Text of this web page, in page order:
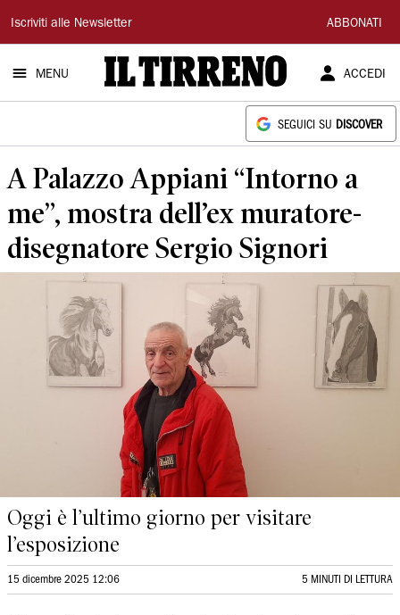
Il
Tirreno
Iscriviti alle Newsletter ABBONATI
MENU ACCEDI
SEGUICI SU DISCOVER
A Palazzo Appiani “Intorno a
me”, mostra dell’ex muratore-
disegnatore Sergio Signori
Oggi è l’ultimo giorno per visitare
l’esposizione
15 dicembre 2025 12:06 5 MINUTI DI LETTURA